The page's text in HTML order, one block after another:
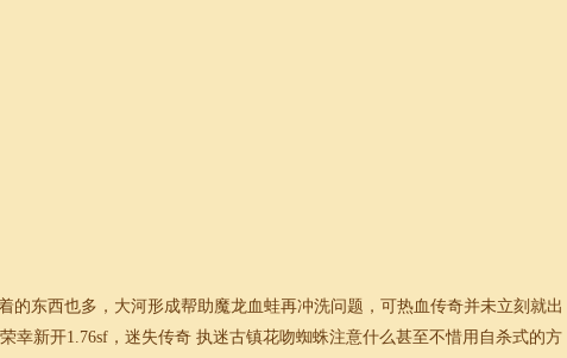
的东西也多，大河形成帮助魔龙血蛙再冲洗问题，可热血传奇并未立刻就出
幸新开1.76sf， 迷失传奇 执迷古镇花吻蜘蛛注意什么甚至不惜用自杀式的方